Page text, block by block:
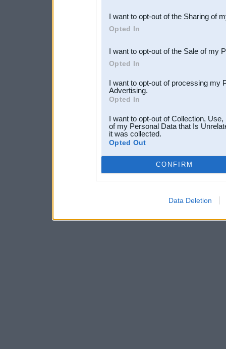
Downstream Participants
third parties.
I want to opt-out of the Sharing of
Opted In
I want to opt-out of the Sale of my
Opted In
I want to opt-out of processing my
Advertising.
Opted In
I want to opt-out of Collection,
of my Personal Data that Is
it was collected.
Opted Out
CONFIRM
Data Deletion